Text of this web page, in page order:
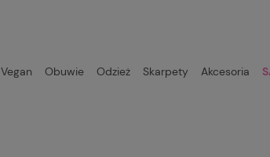
Vegan Obuwie Odzież Skarpety Akcesoria